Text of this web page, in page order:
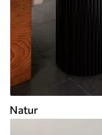
Natur